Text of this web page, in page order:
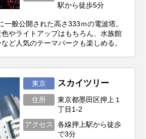
駅から徒歩5分
一般公開された高さ333ｍの電波塔。
やライトアップはもちろん、水族館
ど人気のテーマパークも楽しめる。
東京 スカイツリー
住所
東京都墨田区押上１
丁目1-2
アクセス
各線押上駅から徒歩
で3分